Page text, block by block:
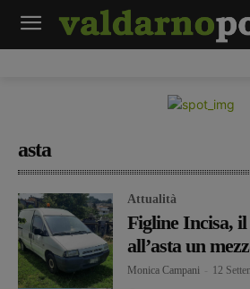
asta
Attualità
Figline Incisa,
all’asta un
Monica Campani 12